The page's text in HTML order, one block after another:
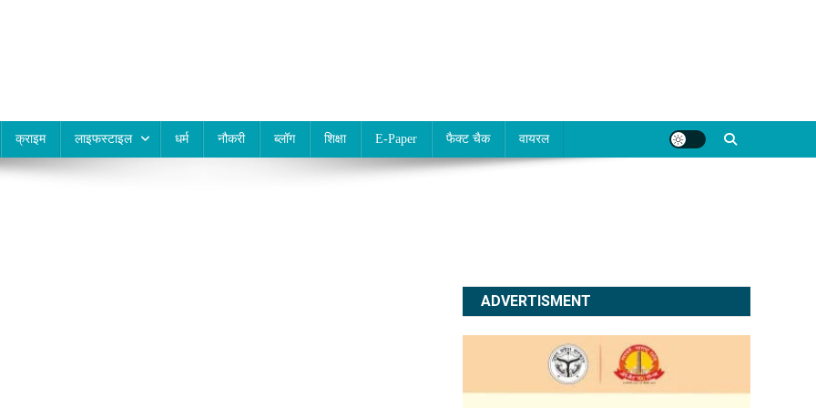
क्राइम लाइफस्टाइल धर्म नौकरी ब्लॉग शिक्षा E-Paper फैक्ट चैक वायरल
ADVERTISMENT